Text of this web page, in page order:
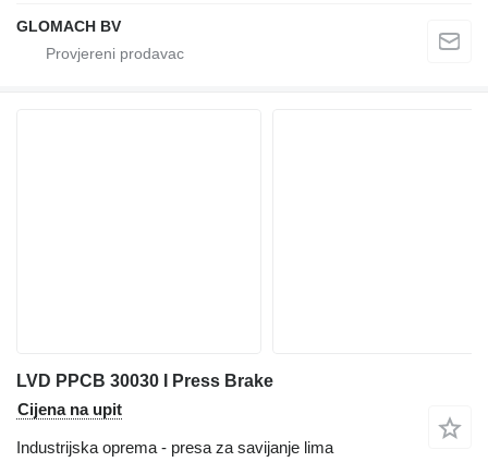
GLOMACH BV
LVD PPCB 30030 I Press Brake
Cijena na upit
Industrijska oprema - presa za savijanje lima